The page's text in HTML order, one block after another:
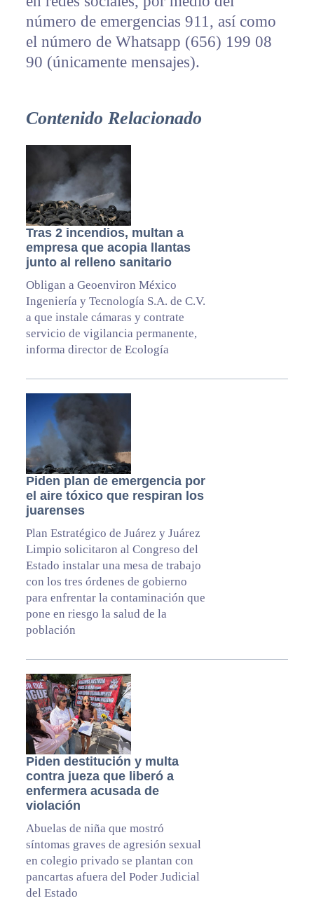
número de emergencias 911, así como
el número de Whatsapp (656) 199 08
90 (únicamente mensajes).
Contenido Relacionado
Tras 2 incendios, multan a
empresa que acopia llantas
junto al relleno sanitario
Obligan a Geoenviron México
Ingeniería y Tecnología S.A. de C.V.
a que instale cámaras y contrate
servicio de vigilancia permanente,
informa director de Ecología
Piden plan de emergencia por
el aire tóxico que respiran los
juarenses
Plan Estratégico de Juárez y Juárez
Limpio solicitaron al Congreso del
Estado instalar una mesa de trabajo
con los tres órdenes de gobierno
para enfrentar la contaminación que
pone en riesgo la salud de la
población
Piden destitución y multa
contra jueza que liberó a
enfermera acusada de
violación
Abuelas de niña que mostró
síntomas graves de agresión sexual
en colegio privado se plantan con
pancartas afuera del Poder Judicial
del Estado